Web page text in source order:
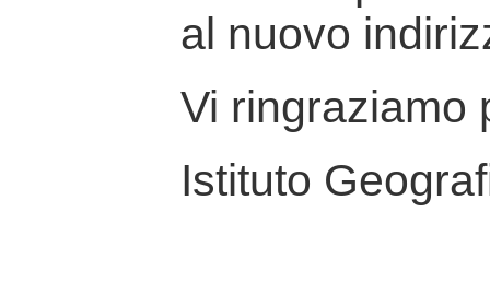
al nuovo
Vi ringraziamo
Istituto